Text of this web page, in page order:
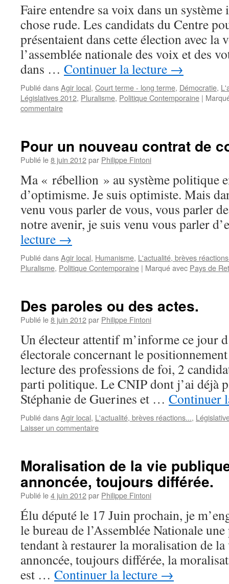
Faire entendre sa voix dans un
chose rude. Les candidats du Centre
présentaient dans cette élection avec la
l’assemblée nationale des voix et des
dans … Continuer la lecture →
Publié dansAgir local, Court terme - long terme, Démocratie,
Législatives 2012, Pluralisme, Politique Contemporaine |
commentaire
Pour un nouveau contrat de
Publié le8 juin 2012par Philippe Fintoni
Ma « rébellion » au système politique
d’optimisme. Je suis optimiste. Mais
venu vous parler de vous, vous parler
notre avenir, je suis venu vous parler
lecture →
Publié dansAgir local, Humanisme, L'actualité, brèves
Pluralisme, Politique Contemporaine | Marqué avec Pays de
Des paroles ou des actes.
Publié le8 juin 2012par Philippe Fintoni
Un électeur attentif m’informe ce jour
électorale concernant le
lecture des professions de foi, 2
parti politique. Le CNIP dont j’ai déjà
Stéphanie de Guerines et … Continuer
Publié dansAgir local, L'actualité, brèves réactions...,
Laisser un commentaire
Moralisation de la vie
annoncée, toujours différée.
Publié le4 juin 2012par Philippe Fintoni
Élu député le 17 Juin prochain, je
le bureau de l’Assemblée Nationale
tendant à restaurer la moralisation de
annoncée, toujours différée, la
est … Continuer la lecture →